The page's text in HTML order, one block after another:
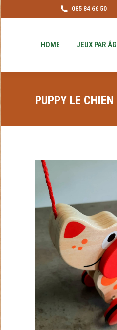
085 84 66 50
HOME JEUX PAR
PUPPY LE CHIEN
HOME
PUZZLE-ACHAT